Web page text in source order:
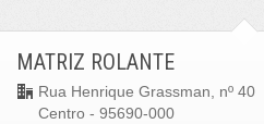
MATRIZ ROLANTE
Rua Henrique Grassman, nº 40
Centro - 95690-000